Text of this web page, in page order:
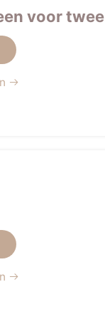
voor twee